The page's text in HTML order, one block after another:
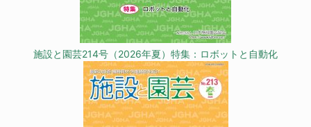
施設と園芸214号（2026年夏）特集：ロボットと自動化